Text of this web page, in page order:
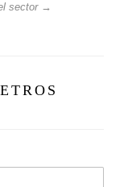
sector →